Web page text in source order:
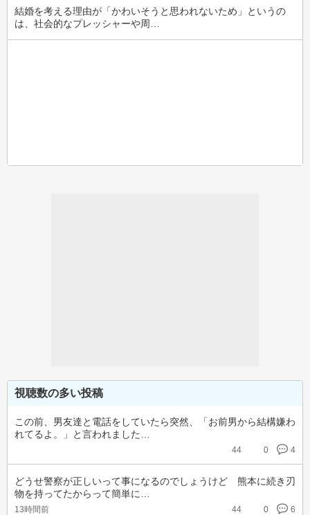
結婚を考える理由が「かわいそうと思われないため」というの
は、社会的なプレッシャーや周…
視聴数の多い投稿
この前、男友達と電話をしていたら突然、「お前男から結構嫌わ
れてるよ。」と言われました…
44 0 4
どうせ警察が正しいって事になるのでしょうけど　熊本に続き刃
物を持ってたからって簡単に…
13時間前 44 0 6